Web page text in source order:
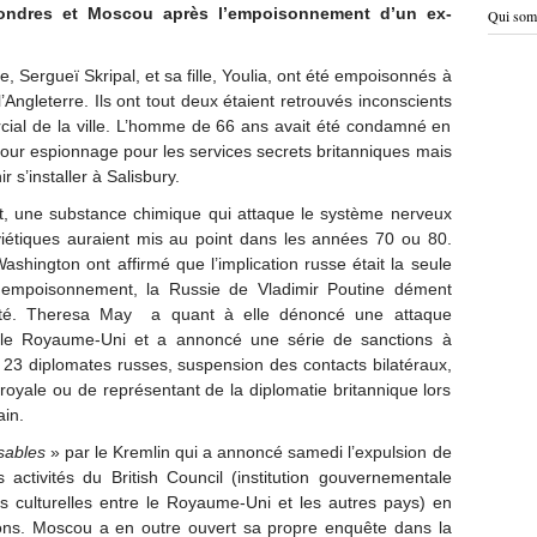
et Moscou après l’empoisonnement d’un ex-
Sergueï Skripal, et sa fille, Youlia, ont été empoisonnés à
Ils ont tout deux étaient retrouvés inconscients
de la ville. L’homme de 66 ans avait été condamné en
espionnage pour les services secrets britanniques mais
s’installer à Salisbury.
une substance chimique qui attaque le système nerveux
auraient mis au point dans les années 70 ou 80.
ont affirmé que l’implication russe était la seule
la Russie de Vladimir Poutine dément
Theresa May a quant à elle dénoncé une attaque
Royaume-Uni et a annoncé une série de sanctions à
diplomates russes, suspension des contacts bilatéraux,
ou de représentant de la diplomatie britannique lors
» par le Kremlin qui a annoncé samedi l’expulsion de
du British Council (institution gouvernementale
culturelles entre le Royaume-Uni et les autres pays) en
Moscou a en outre ouvert sa propre enquête dans la
Qui